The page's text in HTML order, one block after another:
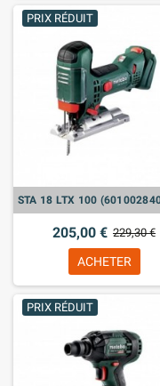
PRIX RÉDUIT
205,00 € 229,30 €
ACHETER
PRIX RÉDUIT